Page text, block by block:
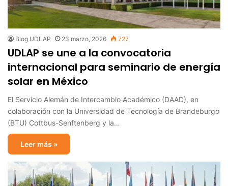
Blog UDLAP 23 marzo, 2026 727
UDLAP se une a la convocatoria
internacional para seminario de energía
solar en México
El Servicio Alemán de Intercambio Académico (DAAD), en
colaboración con la Universidad de Tecnología de Brandeburgo
(BTU) Cottbus-Senftenberg y la…
Leer más »